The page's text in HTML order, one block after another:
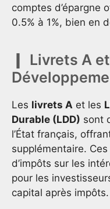
comptes d’épargne
0.5% à 1%, bien en
Livrets A
Les livrets A et les
Durable (LDD) sont
l’État français,
supplémentaire.
d’impôts sur les
pour les
capital après impôts.